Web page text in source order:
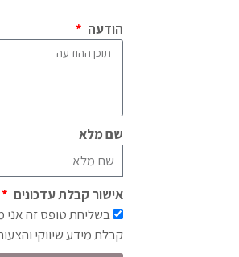
הודעה
שם מלא
אישור קבלת עדכונים
בשליחת טופס זה
קבלת מידע שיווקי